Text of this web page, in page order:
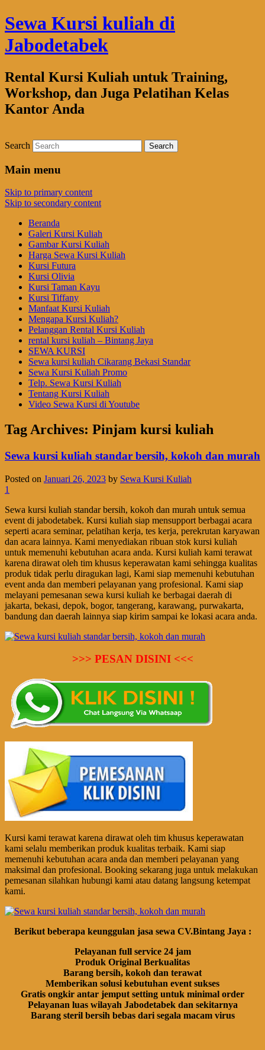
Sewa Kursi kuliah di
Jabodetabek
Rental Kursi Kuliah untuk Training,
Workshop, dan Juga Pelatihan Kelas
Kantor Anda
Search
Main menu
Skip to primary content
Skip to secondary content
Beranda
Galeri Kursi Kuliah
Gambar Kursi Kuliah
Harga Sewa Kursi Kuliah
Kursi Futura
Kursi Olivia
Kursi Taman Kayu
Kursi Tiffany
Manfaat Kursi Kuliah
Mengapa Kursi Kuliah?
Pelanggan Rental Kursi Kuliah
rental kursi kuliah – Bintang Jaya
SEWA KURSI
Sewa kursi kuliah Cikarang Bekasi Standar
Sewa Kursi Kuliah Promo
Telp. Sewa Kursi Kuliah
Tentang Kursi Kuliah
Video Sewa Kursi di Youtube
Tag Archives: Pinjam kursi kuliah
Sewa kursi kuliah standar bersih, kokoh dan murah
Posted on Januari 26, 2023 by Sewa Kursi Kuliah
1
Sewa kursi kuliah standar bersih, kokoh dan murah untuk semua
event di jabodetabek. Kursi kuliah siap mensupport berbagai acara
seperti acara seminar, pelatihan kerja, tes kerja, perekrutan karyawan
dan acara lainnya. Kami menyediakan ribuan stok kursi kuliah
untuk memenuhi kebutuhan acara anda. Kursi kuliah kami terawat
karena dirawat oleh tim khusus keperawatan kami sehingga kualitas
produk tidak perlu diragukan lagi, Kami siap memenuhi kebutuhan
event anda dan memberi pelayanan yang profesional. Kami siap
melayani pemesanan sewa kursi kuliah ke berbagai daerah di
jakarta, bekasi, depok, bogor, tangerang, karawang, purwakarta,
bandung dan daerah lainnya siap kirim sampai ke lokasi acara anda.
>>> PESAN DISINI <<<
Kursi kami terawat karena dirawat oleh tim khusus keperawatan
kami selalu memberikan produk kualitas terbaik. Kami siap
memenuhi kebutuhan acara anda dan memberi pelayanan yang
maksimal dan profesional. Booking sekarang juga untuk melakukan
pemesanan silahkan hubungi kami atau datang langsung ketempat
kami.
Berikut beberapa keunggulan jasa sewa CV.Bintang Jaya :
Pelayanan full service 24 jam
Produk Original Berkualitas
Barang bersih, kokoh dan terawat
Memberikan solusi kebutuhan event sukses
Gratis ongkir antar jemput setting untuk minimal order
Pelayanan luas wilayah Jabodetabek dan sekitarnya
Barang steril bersih bebas dari segala macam virus